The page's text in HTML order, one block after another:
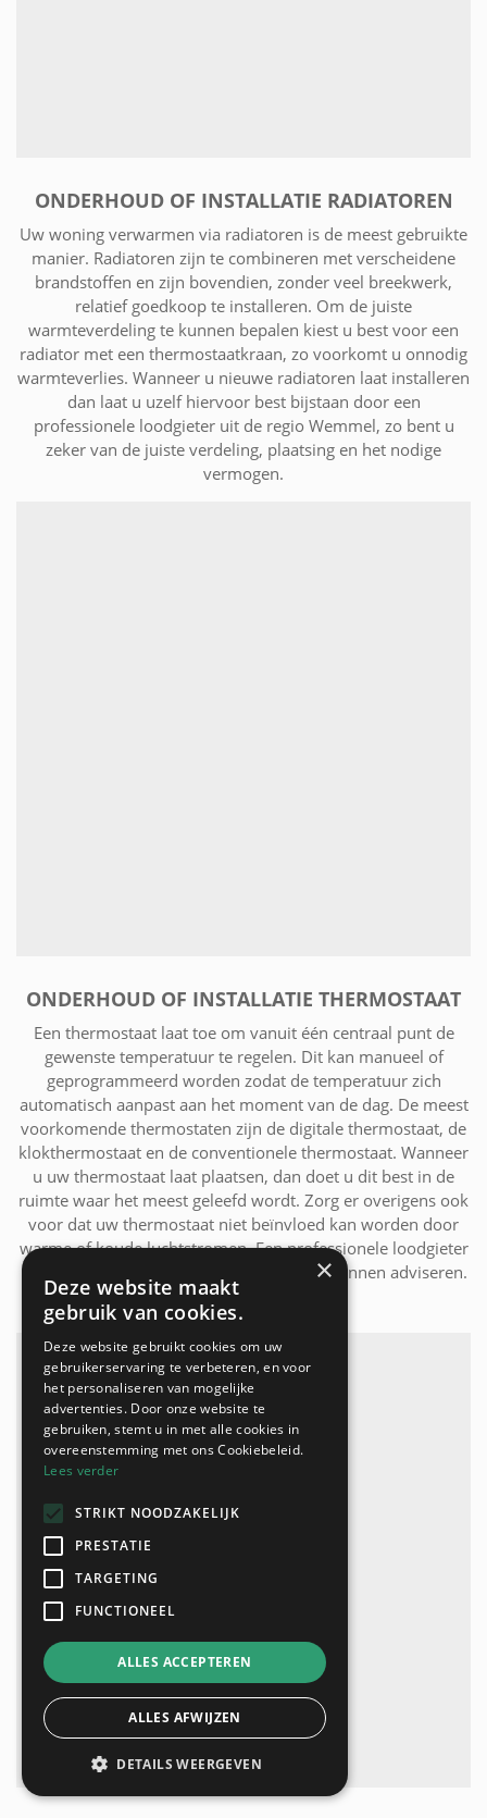
ONDERHOUD OF INSTALLATIE RADIATOREN
Uw woning verwarmen via radiatoren is de meest gebruikte
manier. Radiatoren zijn te combineren met verscheidene
brandstoffen en zijn bovendien, zonder veel breekwerk,
relatief goedkoop te installeren. Om de juiste
warmteverdeling te kunnen bepalen kiest u best voor een
radiator met een thermostaatkraan, zo voorkomt u onnodig
warmteverlies. Wanneer u nieuwe radiatoren laat installeren
dan laat u uzelf hiervoor best bijstaan door een
professionele loodgieter uit de regio Wemmel, zo bent u
zeker van de juiste verdeling, plaatsing en het nodige
vermogen.
ONDERHOUD OF INSTALLATIE THERMOSTAAT
Een thermostaat laat toe om vanuit één centraal punt de
gewenste temperatuur te regelen. Dit kan manueel of
geprogrammeerd worden zodat de temperatuur zich
automatisch aanpast aan het moment van de dag. De meest
voorkomende thermostaten zijn de digitale thermostaat, de
klokthermostaat en de conventionele thermostaat. Wanneer
u uw thermostaat laat plaatsen, dan doet u dit best in de
ruimte waar het meest geleefd wordt. Zorg er overigens ook
voor dat uw thermostaat niet beïnvloed kan worden door
warme of koude luchtstromen. Een professionele loodgieter
uit de regio Wemmel zal u hierbij perfect kunnen adviseren.
×
Deze website maakt
gebruik van cookies.
Deze website gebruikt cookies om uw
gebruikerservaring te verbeteren, en voor
het personaliseren van mogelijke
advertenties. Door onze website te
gebruiken, stemt u in met alle cookies in
overeenstemming met ons Cookiebeleid.
Lees verder
STRIKT NOODZAKELIJK
PRESTATIE
TARGETING
FUNCTIONEEL
ALLES ACCEPTEREN
ALLES AFWIJZEN
DETAILS WEERGEVEN